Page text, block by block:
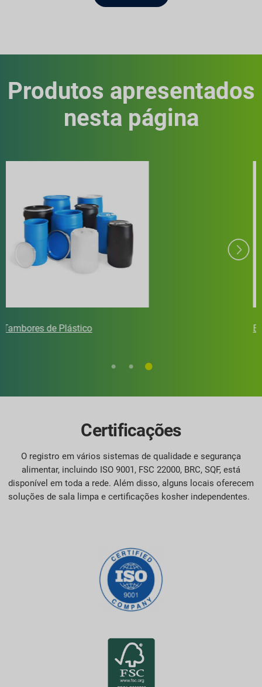
Produtos apresentados
nesta página
Escudo IBC GCUBE
Certificações
O registro em vários sistemas de qualidade e segurança
alimentar, incluindo ISO 9001, FSC 22000, BRC, SQF, está
disponível em toda a rede. Além disso, alguns locais oferecem
soluções de sala limpa e certificações kosher independentes.